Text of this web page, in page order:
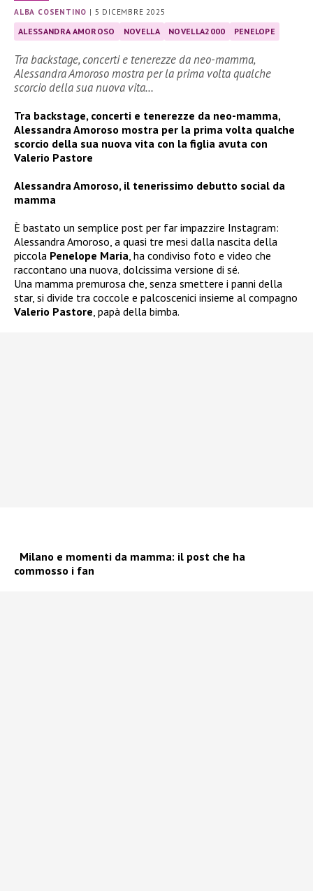
ALBA COSENTINO | 5 DICEMBRE 2025
ALESSANDRA AMOROSO NOVELLA NOVELLA2000 PENELOPE
Tra backstage, concerti e tenerezze da neo-mamma,
Alessandra Amoroso mostra per la prima volta qualche
scorcio della sua nuova vita…
Tra backstage, concerti e tenerezze da neo-mamma,
Alessandra Amoroso mostra per la prima volta qualche
scorcio della sua nuova vita con la figlia avuta con
Valerio Pastore
Alessandra Amoroso, il tenerissimo debutto social da
mamma
È bastato un semplice post per far impazzire Instagram:
Alessandra Amoroso, a quasi tre mesi dalla nascita della
piccola Penelope Maria , ha condiviso foto e video che
raccontano una nuova, dolcissima versione di sé.
Una mamma premurosa che, senza smettere i panni della
star, si divide tra coccole e palcoscenici insieme al compagno
Valerio Pastore , papà della bimba.
Milano e momenti da mamma: il post che ha
commosso i fan